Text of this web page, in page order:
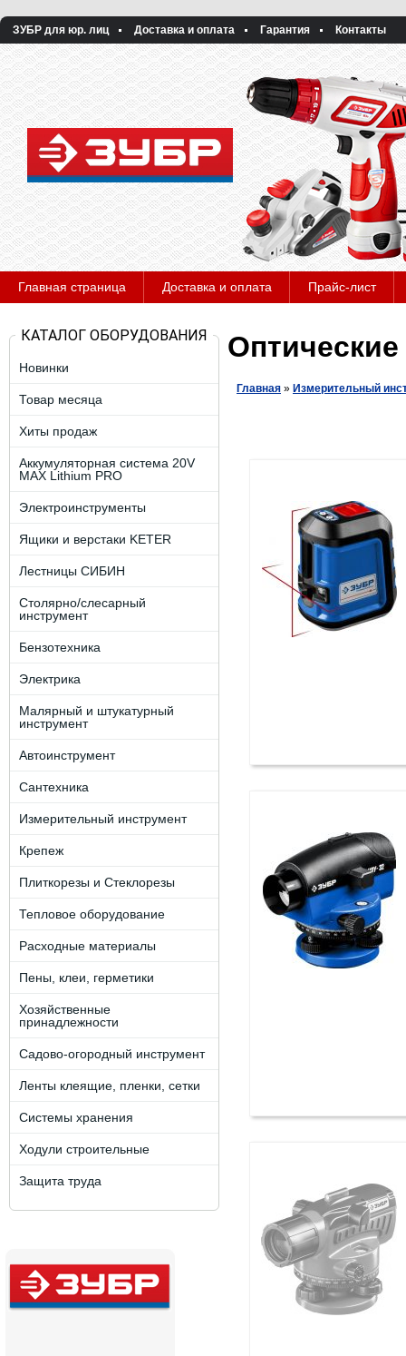
ЗУБР для юр. лиц Доставка и оплата Гарантия Контакты
Главная страница Доставка и оплата Прайс-лист
КАТАЛОГ ОБОРУДОВАНИЯ
Новинки
Товар месяца
Хиты продаж
Аккумуляторная система 20V
MAX Lithium PRO
Электроинструменты
Ящики и верстаки KETER
Лестницы СИБИН
Столярно/слесарный
инструмент
Бензотехника
Электрика
Малярный и штукатурный
инструмент
Автоинструмент
Сантехника
Измерительный инструмент
Крепеж
Плиткорезы и Стеклорезы
Тепловое оборудование
Расходные материалы
Пены, клеи, герметики
Хозяйственные
принадлежности
Садово-огородный инструмент
Ленты клеящие, пленки, сетки
Системы хранения
Ходули строительные
Защита труда
Главная » Измерительный